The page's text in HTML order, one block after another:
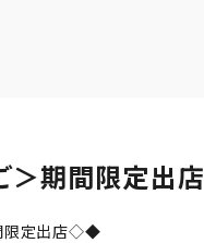
＞期間限定出店
限定出店◇◆